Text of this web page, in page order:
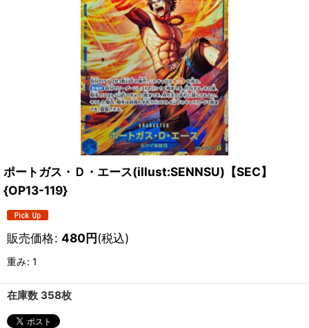
ポートガス・Ｄ・エース(illust:SENNSU)【SEC】
{OP13-119}
販売価格: 480円(税込)
重み: 1
在庫数 358枚